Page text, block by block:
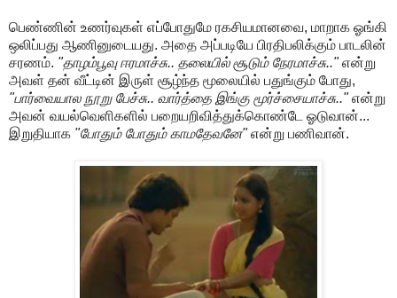
பெண்ணின் உணர்வுகள் எப்போதுமே ரகசியமானவை, மாறாக ஓங்கி
ஒலிப்பது ஆணினுடையது. அதை அப்படியே பிரதிபலிக்கும் பாடலின்
சரணம். "தாழம்பூவு ஈரமாச்சு.. தலையில் சூடும் நேரமாச்சு.."என்று
அவள் தன் வீட்டின் இருள் சூழ்ந்த மூலையில் பதுங்கும் போது,
"பார்வையால நூறு பேச்சு.. வார்த்தை இங்கு மூர்ச்சையாச்சு.."என்று
அவன் வயல்வெளிகளில் பறையறிவித்துக்கொண்டே ஓடுவான்...
இறுதியாக "போதும் போதும் காமதேவனே"என்று பணிவான்.